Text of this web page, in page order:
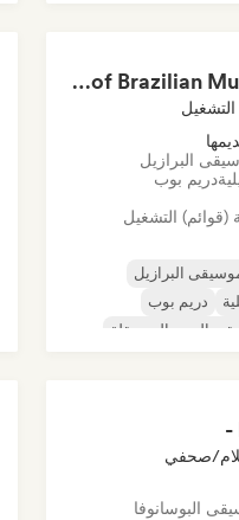
The Best of Brazilian Music 🇧🇷
البرازيل
دريم بوب
(قوائم) التشغيل
البرازيل
دريم بوب
البوب المستقلة
صحفي
البوسانوفا